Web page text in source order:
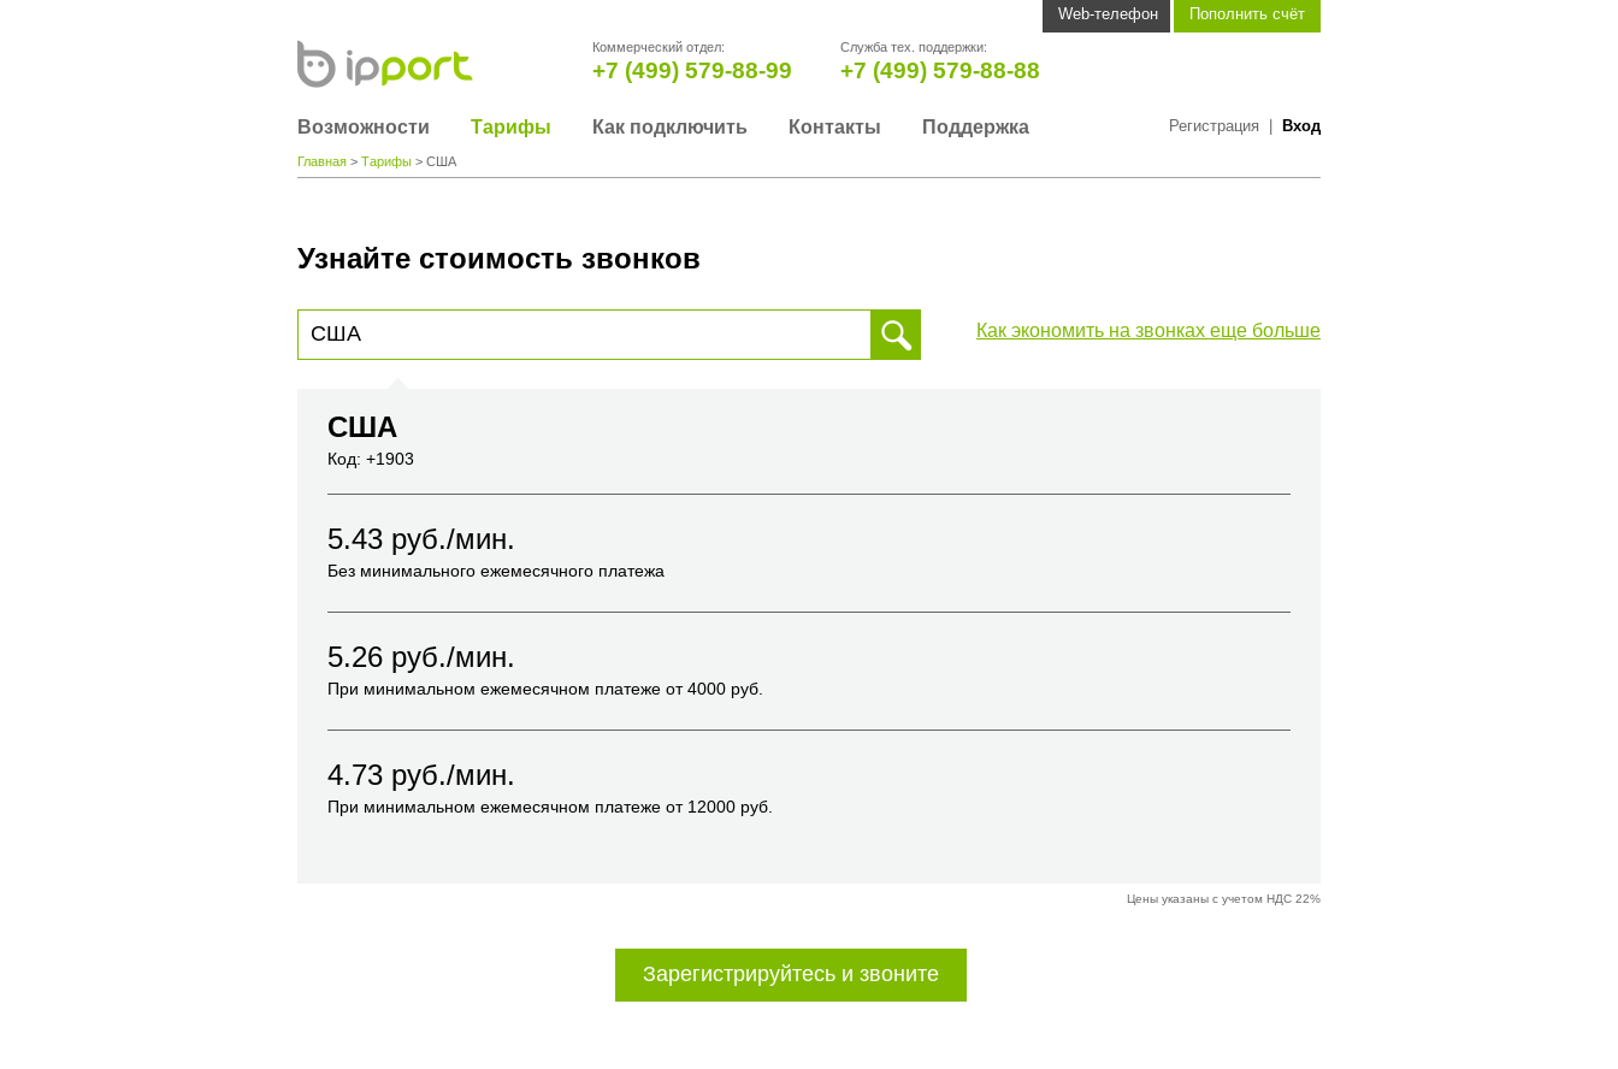
Web-телефон Пополнить счёт
Коммерческий отдел:
+7 (499) 579-88-99
Служба тех. поддержки:
+7 (499) 579-88-88
Регистрация Вход
Возможности Тарифы Как подключить Контакты Поддержка
Главная > Тарифы > США
Как экономить на звонках еще больше
Узнайте стоимость звонков
США
Код: +1903
5.43 руб./мин.
Без минимального ежемесячного платежа
5.26 руб./мин.
При минимальном ежемесячном платеже от4000 руб.
4.73 руб./мин.
При минимальном ежемесячном платеже от 12000 руб.
Цены указаны с учетом НДС 22%
Зарегистрируйтесь и звоните